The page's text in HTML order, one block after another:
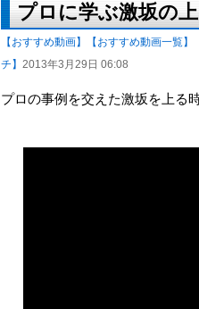
プロに学ぶ激坂の
【おすすめ動画】 【おすすめ動画一覧】
チ】 2013年3月29日 06:08
プロの事例を交えた激坂を上る